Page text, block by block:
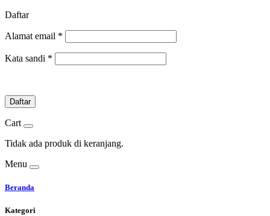
Daftar
Alamat email *
Kata sandi *
Daftar
Cart
Tidak ada produk di keranjang.
Menu
Beranda
Kategori